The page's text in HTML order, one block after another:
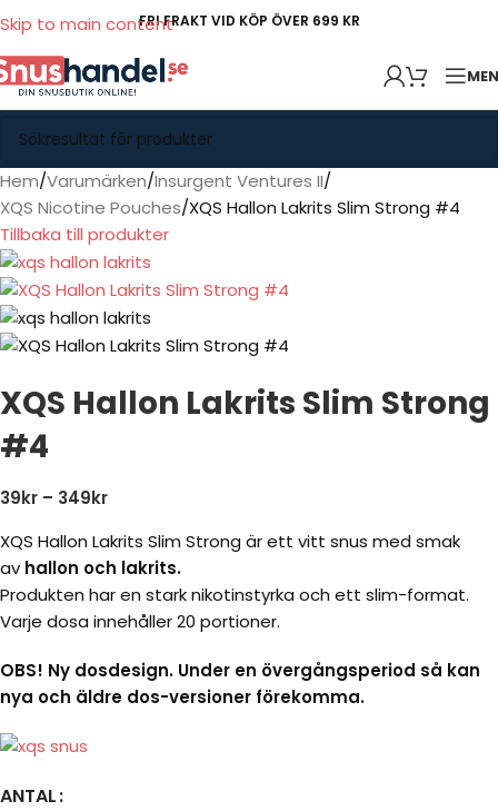
Skip to main contentFRI FRAKT VID KÖP ÖVER 699 KR
Hem Varumärken Insurgent Ventures II
XQS Nicotine Pouches XQS Hallon Lakrits Slim Strong #4
Tillbaka till produkter
XQS Hallon Lakrits Slim Strong
#4
39kr – 349kr
XQS Hallon Lakrits Slim Strong är ett vitt snus med smak
av hallon och lakrits.
Produkten har en stark nikotinstyrka och ett slim-format.
Varje dosa innehåller 20 portioner.
OBS! Ny dosdesign. Under en övergångsperiod så kan
nya och äldre dos-versioner förekomma.
ANTAL